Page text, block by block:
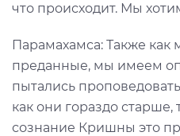
что происходит. Мы
Парамахамса: Также как
преданные, мы имеем
пытались
как они гораздо старше,
сознание Кришны это